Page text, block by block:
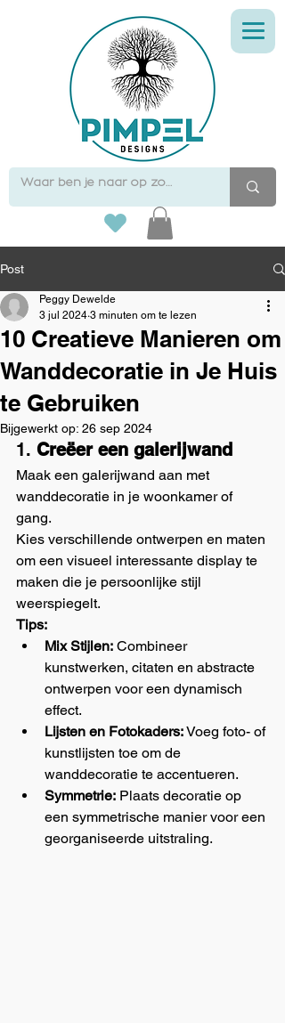
Post
10 Creatieve Manieren om
Wanddecoratie in Je Huis
te Gebruiken
Peggy Dewelde
3 jul 2024 3 minuten om te lezen
Bijgewerkt op: 26 sep 2024
1. Creëer een galerijwand
Maak een galerijwand aan met
wanddecoratie in je woonkamer of
gang.
Kies verschillende ontwerpen en maten
om een visueel interessante display te
maken die je persoonlijke stijl
weerspiegelt.
Tips:
Mix Stijlen: Combineer
kunstwerken, citaten en abstracte
ontwerpen voor een dynamisch
effect.
Lijsten en Fotokaders: Voeg foto- of
kunstlijsten toe om de
wanddecoratie te accentueren.
Symmetrie: Plaats decoratie op
een symmetrische manier voor een
georganiseerde uitstraling.